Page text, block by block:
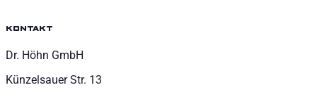
kontakt
Dr. Höhn GmbH
Künzelsauer Str. 13